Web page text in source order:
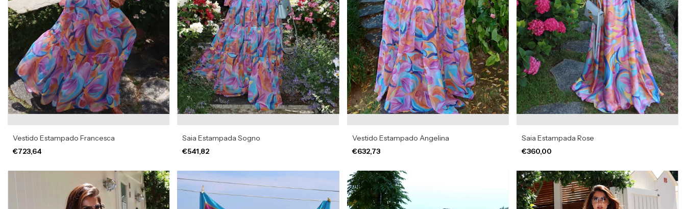
Vestido Estampado Francesca
€723,64
Saia Estampada Sogno
€541,82
Vestido Estampado Angelina
€632,73
Saia Estampada Rose
€360,00